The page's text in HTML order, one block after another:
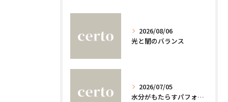
2026/08/06
光と闇のバランス
2026/07/05
水分がもたらすパフォーマンスへの影響